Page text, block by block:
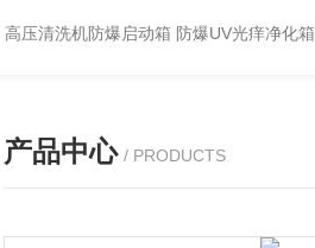
高压清洗机防爆启动箱 防爆UV光痒净化箱
产品中心 / PRODUCTS